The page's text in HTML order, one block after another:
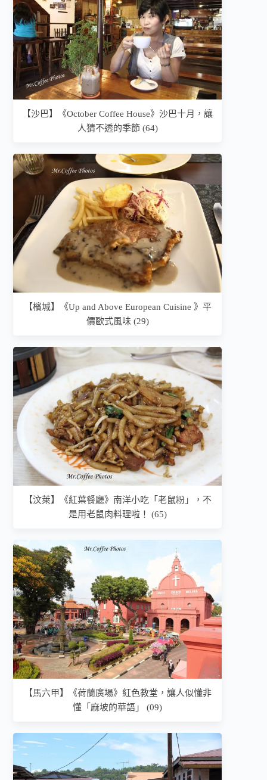
【沙巴】《October Coffee House》沙巴十月，讓
人猜不透的季節 (64)
【檳城】《Up and Above European Cuisine 》平
價歐式風味 (29)
【汶萊】《紅葉餐廳》南洋小吃「老鼠粉」，不
是用老鼠肉料理啦！ (65)
【馬六甲】《荷蘭廣場》紅色教堂，讓人似懂非
懂「麻坡的華語」 (09)